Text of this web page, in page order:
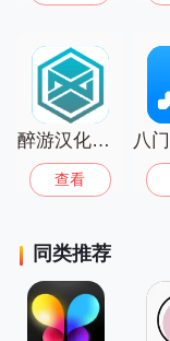
醉游汉化盒子2025
查看
同类推荐